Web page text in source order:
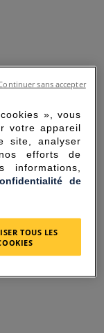
», vous
votre appareil
site, analyser
efforts de
de
TOUS LES
sans accepter